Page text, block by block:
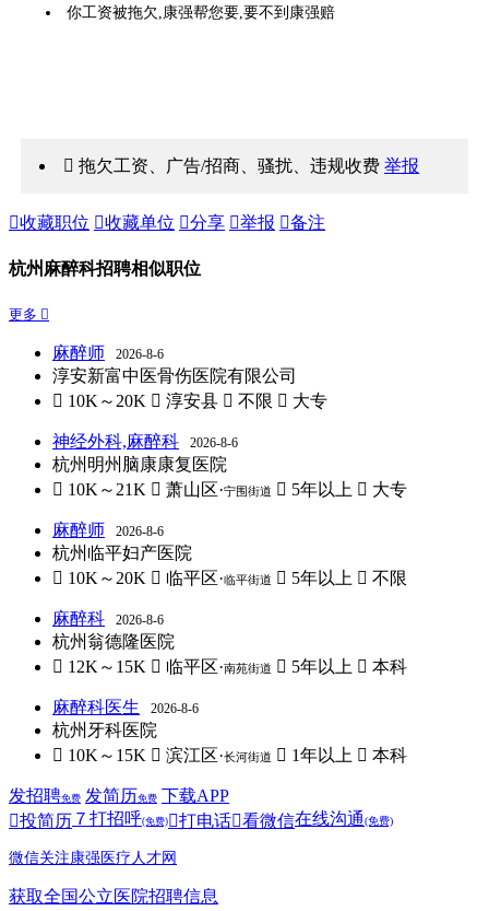
你工资被拖欠,康强帮您要,要不到康强赔
 拖欠工资、广告/招商、骚扰、违规收费举报
收藏职位 收藏单位 分享 举报 备注
杭州麻醉科招聘相似职位
更多 
麻醉师 2026-8-6
淳安新富中医骨伤医院有限公司
 10K～20K  淳安县  不限  大专
神经外科,麻醉科 2026-8-6
杭州明州脑康康复医院
 10K～21K  萧山区·宁围街道  5年以上  大专
麻醉师 2026-8-6
杭州临平妇产医院
 10K～20K  临平区·临平街道  5年以上  不限
麻醉科 2026-8-6
杭州翁德隆医院
 12K～15K  临平区·南苑街道  5年以上  本科
麻醉科医生 2026-8-6
杭州牙科医院
 10K～15K  滨江区·长河街道  1年以上  本科
发招聘免费 发简历免费 下载APP
投简历 ７ 打招呼(免费) 打电话看微信在线沟通(免费)
微信关注康强医疗人才网
获取全国公立医院招聘信息